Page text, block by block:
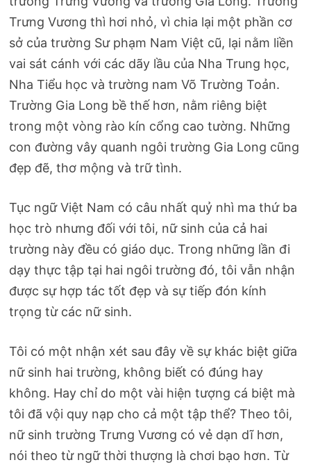
Trưng Vương thì hơi nhỏ, vì chia lại một phần cơ
sở của trường Sư phạm Nam Việt cũ, lại nằm liền
vai sát cánh với các dãy lầu của Nha Trung học,
Nha Tiểu học và trường nam Võ Trường Toản.
Trường Gia Long bề thế hơn, nằm riêng biệt
trong một vòng rào kín cổng cao tường. Những
con đường vây quanh ngôi trường Gia Long cũng
đẹp đẽ, thơ mộng và trữ tình.
Tục ngữ Việt Nam có câu nhất quỷ nhì ma thứ ba
học trò nhưng đối với tôi, nữ sinh của cả hai
trường này đều có giáo dục. Trong những lần đi
dạy thực tập tại hai ngôi trường đó, tôi vẫn nhận
được sự hợp tác tốt đẹp và sự tiếp đón kính
trọng từ các nữ sinh.
Tôi có một nhận xét sau đây về sự khác biệt giữa
nữ sinh hai trường, không biết có đúng hay
không. Hay chỉ do một vài hiện tượng cá biệt mà
tôi đã vội quy nạp cho cả một tập thể? Theo tôi,
nữ sinh trường Trưng Vương có vẻ dạn dĩ hơn,
nói theo từ ngữ thời thượng là chơi bạo hơn. Từ